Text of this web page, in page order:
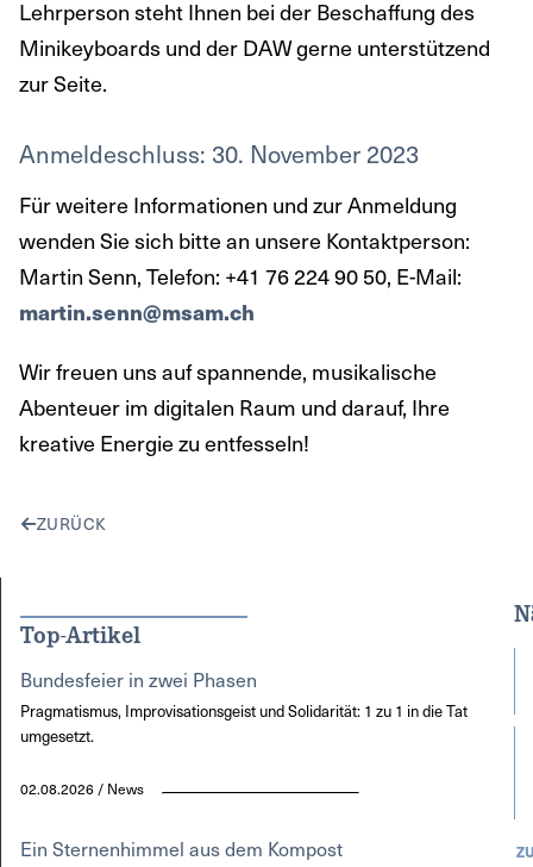
Lehrperson steht Ihnen bei der Beschaffung des
Minikeyboards und der DAW gerne unterstützend
zur Seite.
Anmeldeschluss: 30. November 2023
Für weitere Informationen und zur Anmeldung
wenden Sie sich bitte an unsere Kontaktperson:
Martin Senn, Telefon: +41 76 224 90 50, E-Mail:
martin.senn@msam.ch
Wir freuen uns auf spannende, musikalische
Abenteuer im digitalen Raum und darauf, Ihre
kreative Energie zu entfesseln!
ZURÜCK
Top-Artikel
Bundesfeier in zwei Phasen
Pragmatismus, Improvisationsgeist und Solidarität: 1 zu 1 in die Tat
umgesetzt.
02.08.2026 / News
Ein Sternenhimmel aus dem Kompost